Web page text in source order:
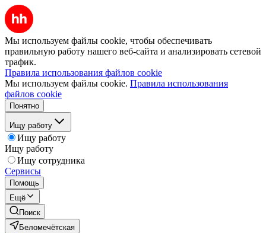
Мы используем файлы cookie, чтобы обеспечивать
правильную работу нашего веб-сайта и анализировать сетевой
трафик.
Правила использования файлов cookie
Мы используем файлы cookie. Правила использования
файлов cookie
Понятно
Ищу работу
Ищу работу
Ищу работу
Ищу сотрудника
Сервисы
Помощь
Ещё
Поиск
Беломечётская